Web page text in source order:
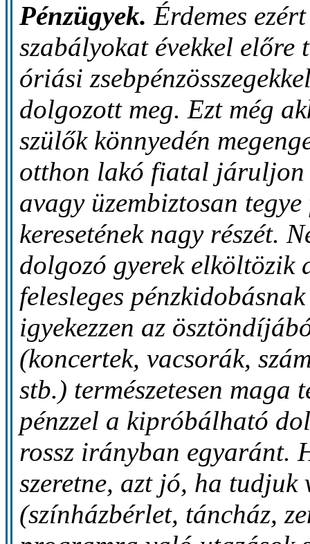
Pénzügyek. Érdemes
szabályokat évekkel
óriási
dolgozott meg. Ezt még
szülők könnyedén
otthon lakó fiatal járuljon
avagy üzembiztosan
keresetének nagy részét.
dolgozó gyerek elköltözik
felesleges
igyekezzen az
(koncertek, vacsorák,
stb.) természetesen maga
pénzzel a kipróbálható
rossz irányban egyaránt.
szeretne, azt jó, ha
(színházbérlet, táncház,